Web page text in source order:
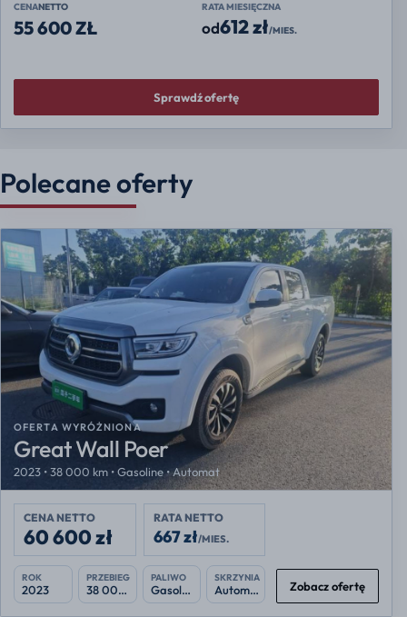
CENANETTO
55 600 ZŁ
RATA MIESIĘCZNA
od612 zł/MIES.
Sprawdź ofertę
Polecane oferty
OFERTA WYRÓŻNIONA
Great Wall Poer
2023 • 38 000 km • Gasoline • Automat
CENA NETTO
60 600 zł
RATA NETTO
667 zł/MIES.
ROK
2023
PRZEBIEG
38 000 km
PALIWO
Gasoline
SKRZYNIA
Automat Zobacz ofertę